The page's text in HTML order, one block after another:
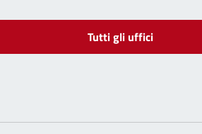
Tutti gli uffici